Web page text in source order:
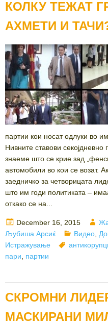
КОЛКУ ТЕЖАТ
АХМЕТИ И
партии кои носат одлуки во
Нивните ставови
знаеме што се крие зад
автомобили во кои се возат.
заедничко за четворицата
што им годи политиката –
откако се на...
Posted
on
December 16, 2015
Љубиша Арсиќ
Categories
Видео
Истражување
Tags
пари
партии
СКРОМНИ
МАСКИРАНИ